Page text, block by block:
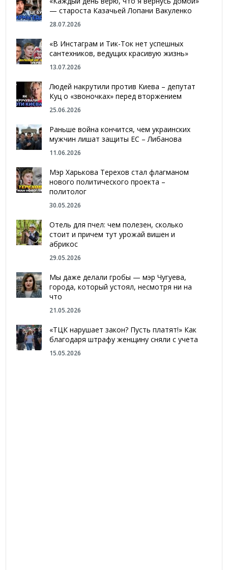
— староста Казачьей Лопани Вакуленко
28.07.2026
«В Инстаграм и Тик-Ток нет успешных
сантехников, ведущих красивую жизнь»
13.07.2026
Людей накрутили против Киева – депутат
Куц о «звоночках» перед вторжением
25.06.2026
Раньше война кончится, чем украинских
мужчин лишат защиты ЕС – Либанова
11.06.2026
Мэр Харькова Терехов стал флагманом
нового политического проекта –
политолог
30.05.2026
Отель для пчел: чем полезен, сколько
стоит и причем тут урожай вишен и
абрикос
29.05.2026
Мы даже делали гробы — мэр Чугуева,
города, который устоял, несмотря ни на
что
21.05.2026
«ТЦК нарушает закон? Пусть платят!» Как
благодаря штрафу женщину сняли с учета
15.05.2026